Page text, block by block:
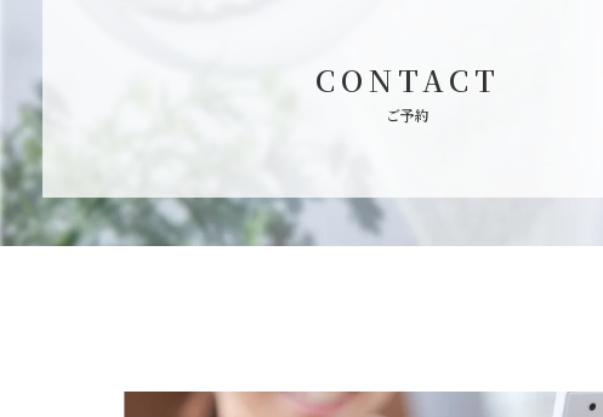
CONTACT
ご予約